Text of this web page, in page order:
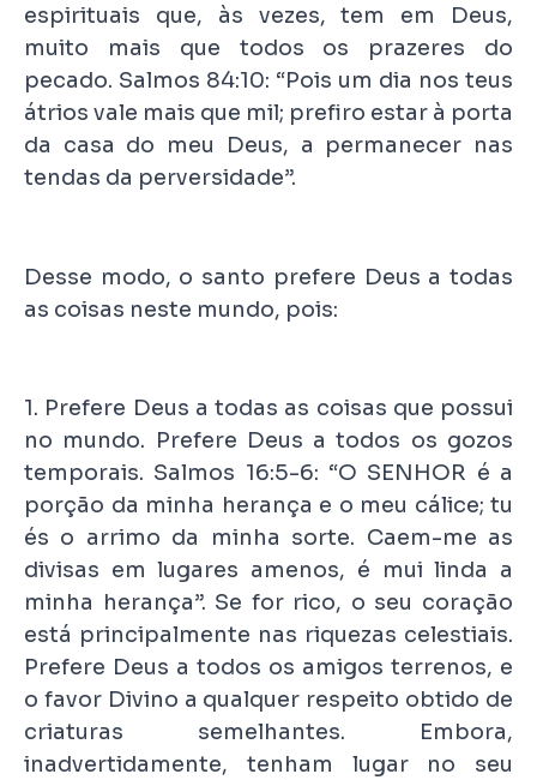
espirituais que, às vezes, tem em Deus,
muito mais que todos os prazeres do
pecado. Salmos 84:10: “Pois um dia nos teus
átrios vale mais que mil; prefiro estar à porta
da casa do meu Deus, a permanecer nas
tendas da perversidade”.
Desse modo, o santo prefere Deus a todas
as coisas neste mundo, pois:
1. Prefere Deus a todas as coisas que possui
no mundo. Prefere Deus a todos os gozos
temporais. Salmos 16:5-6: “O SENHOR é a
porção da minha herança e o meu cálice; tu
és o arrimo da minha sorte. Caem-me as
divisas em lugares amenos, é mui linda a
minha herança”. Se for rico, o seu coração
está principalmente nas riquezas celestiais.
Prefere Deus a todos os amigos terrenos, e
o favor Divino a qualquer respeito obtido de
criaturas semelhantes. Embora,
inadvertidamente, tenham lugar no seu